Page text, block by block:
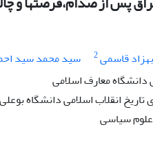
بهزاد قاسمی2 سید محمد سید
معارف اسلامی
انقلاب اسلامی دانشگاه بوعلی
سیاسی